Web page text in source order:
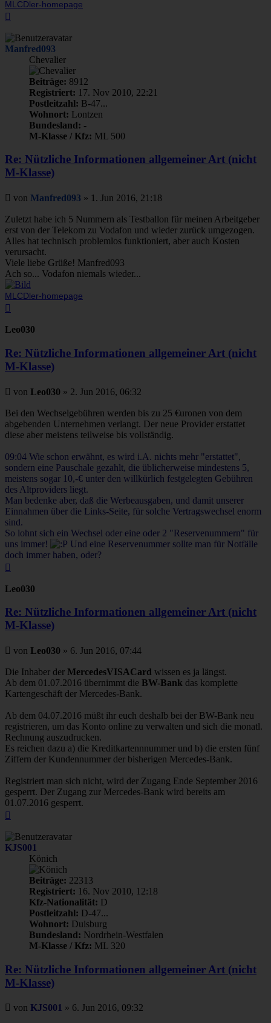
MLCDler-homepage
Manfred093
Chevalier
Beiträge: 8912
Registriert: 17. Nov 2010, 22:21
Postleitzahl: B-47...
Wohnort: Lontzen
Bundesland: -
M-Klasse / Kfz: ML 500
Re: Nützliche Informationen allgemeiner Art (nicht
M-Klasse)
Beitrag
von Manfred093 » 1. Jun 2016, 21:18
Zuletzt habe ich 5 Nummern als Testballon für meinen Arbeitgeber
erst von der Telekom zu Vodafon und wieder zurück umgezogen.
Alles hat technisch problemlos funktioniert, aber auch Kosten
verursacht.
Viele liebe Grüße! Manfred093
Ach so... Vodafon niemals wieder...
MLCDler-homepage
Leo030
Re: Nützliche Informationen allgemeiner Art (nicht
M-Klasse)
Beitrag
von Leo030 » 2. Jun 2016, 06:32
Bei den Wechselgebühren werden bis zu 25 €uronen von dem
abgebenden Unternehmen verlangt. Der neue Provider erstattet
diese aber meistens teilweise bis vollständig.
09:04 Wie schon erwähnt, es wird i.A. nichts mehr "erstattet",
sondern eine Pauschale gezahlt, die üblicherweise mindestens 5,
meistens sogar 10,-€ unter den willkürlich festgelegten Gebühren
des Altproviders liegt.
Man bedenke aber, daß die Werbeausgaben, und damit unserer
Einnahmen über die Links-Seite, für solche Vertragswechsel enorm
sind.
So lohnt sich ein Wechsel oder eine oder 2 "Reservenummern" für
uns immer!
Und eine Reservenummer sollte man für Notfälle
doch immer haben, oder?
Leo030
Re: Nützliche Informationen allgemeiner Art (nicht
M-Klasse)
Beitrag
von Leo030 » 6. Jun 2016, 07:44
Die Inhaber der MercedesVISACard wissen es ja längst.
Ab dem 01.07.2016 übernimmt die BW-Bank das komplette
Kartengeschäft der Mercedes-Bank.
Ab dem 04.07.2016 müßt ihr euch deshalb bei der BW-Bank neu
registrieren, um das Konto online zu verwalten und sich die monatl.
Rechnung auszudrucken.
Es reichen dazu a) die Kreditkartennnummer und b) die ersten fünf
Ziffern der Kundennummer der bisherigen Mercedes-Bank.
Registriert man sich nicht, wird der Zugang Ende September 2016
gesperrt. Der Zugang zur Mercedes-Bank wird bereits am
01.07.2016 gesperrt.
KJS001
Könich
Beiträge: 22313
Registriert: 16. Nov 2010, 12:18
Kfz-Nationalität: D
Postleitzahl: D-47...
Wohnort: Duisburg
Bundesland: Nordrhein-Westfalen
M-Klasse / Kfz: ML 320
Re: Nützliche Informationen allgemeiner Art (nicht
M-Klasse)
Beitrag
von KJS001 » 6. Jun 2016, 09:32